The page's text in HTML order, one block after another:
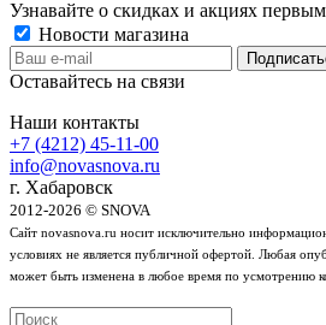
Узнавайте о скидках и акциях первым
Новости магазина
Оставайтесь на связи
Наши контакты
+7 (4212) 45-11-00
info@novasnova.ru
г. Хабаровск
2012-2026 © SNOVA
Сайт novasnova.ru носит исключительно
условиях не является публичной офертой. Любая
может быть изменена в любое время по усмотрению